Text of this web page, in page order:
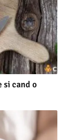
si cand o